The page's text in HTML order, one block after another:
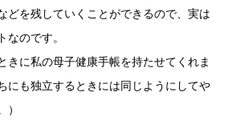
どを残していくことができるので、実は
なのです。
きに私の母子健康手帳を持たせてくれま
にも独立するときには同じようにしてや
）